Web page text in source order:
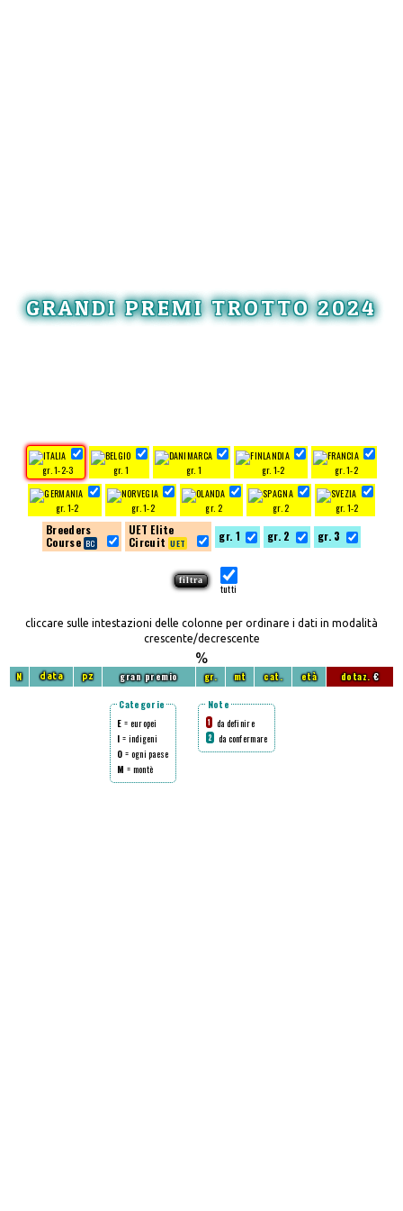
GRANDI PREMI TROTTO 2024
gr. 1-2-3 gr. 1 gr. 1 gr. 1-2 gr. 1-2
gr. 1-2 gr. 1-2 gr. 2 gr. 2 gr. 1-2
Breeders
Course
UET Elite
Circuit
gr. 1 gr. 2 gr. 3
tutti
cliccare sulle intestazioni delle colonne per ordinare i dati in modalità
crescente/decrescente
%
N data pz gran premio gr. mt cat. età dotaz.€
Categorie
E = europei
I = indigeni
O = ogni paese
M = montè
Note
1 da definire
2 da confermare